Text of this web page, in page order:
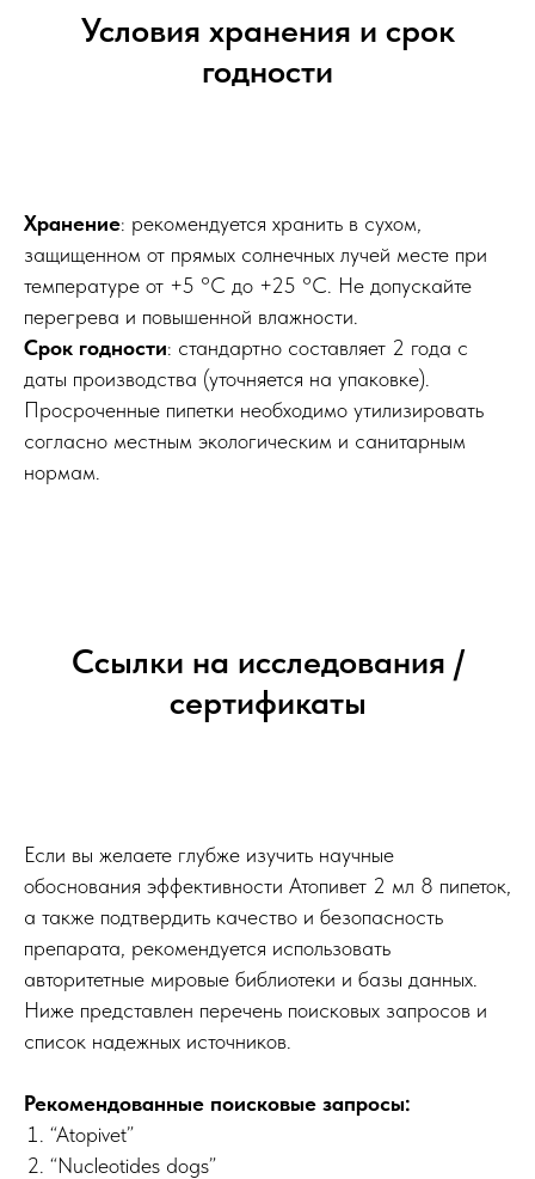
Условия хранения и срок
годности
Хранение: рекомендуется хранить в сухом,
защищенном от прямых солнечных лучей месте при
температуре от +5 °C до +25 °C. Не допускайте
перегрева и повышенной влажности.
Срок годности: стандартно составляет 2 года с
даты производства (уточняется на упаковке).
Просроченные пипетки необходимо утилизировать
согласно местным экологическим и санитарным
нормам.
Ссылки на исследования /
сертификаты
Если вы желаете глубже изучить научные
обоснования эффективности Атопивет 2 мл 8 пипеток,
а также подтвердить качество и безопасность
препарата, рекомендуется использовать
авторитетные мировые библиотеки и базы данных.
Ниже представлен перечень поисковых запросов и
список надежных источников.
Рекомендованные поисковые запросы:
“Atopivet”
“Nucleotides dogs”